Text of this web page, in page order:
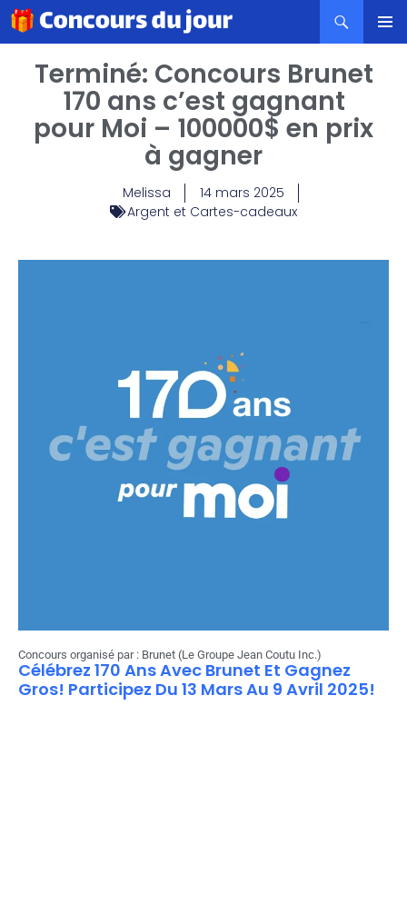
Terminé: Concours Brunet
170 ans c’est gagnant
pour Moi – 100000$ en prix
à gagner
Melissa
14 mars 2025
Argent et Cartes-cadeaux
Concours organisé par : Brunet (Le Groupe Jean Coutu Inc.)
Célébrez 170 Ans Avec Brunet Et Gagnez
Gros! Participez Du 13 Mars Au 9 Avril 2025!